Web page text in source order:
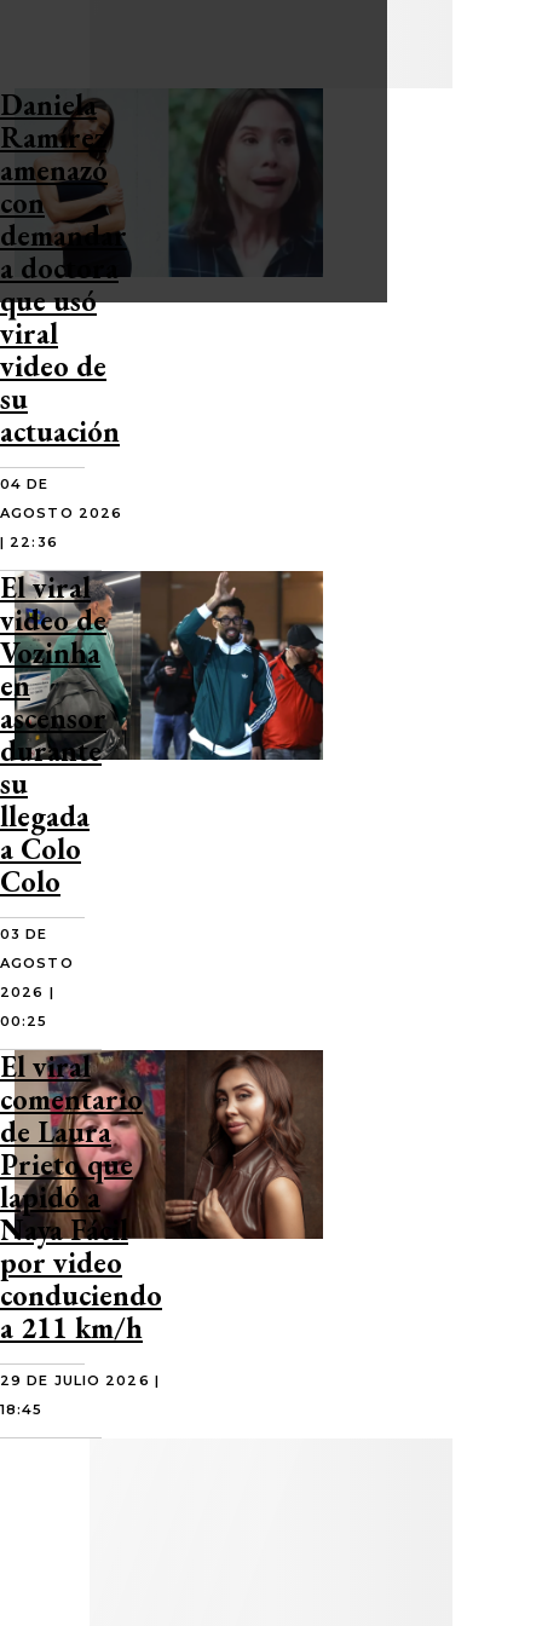
Daniela
Ramírez
amenazó
con
demandar
a doctora
que usó
viral
video de
su
actuación
04 DE
AGOSTO 2026
| 22:36
El viral
video de
Vozinha
en
ascensor
durante
su
llegada
a Colo
Colo
03 DE
AGOSTO
2026 |
00:25
El viral
comentario
de Laura
Prieto que
lapidó a
Naya Fácil
por video
conduciendo
a 211 km/h
29 DE JULIO 2026 |
18:45